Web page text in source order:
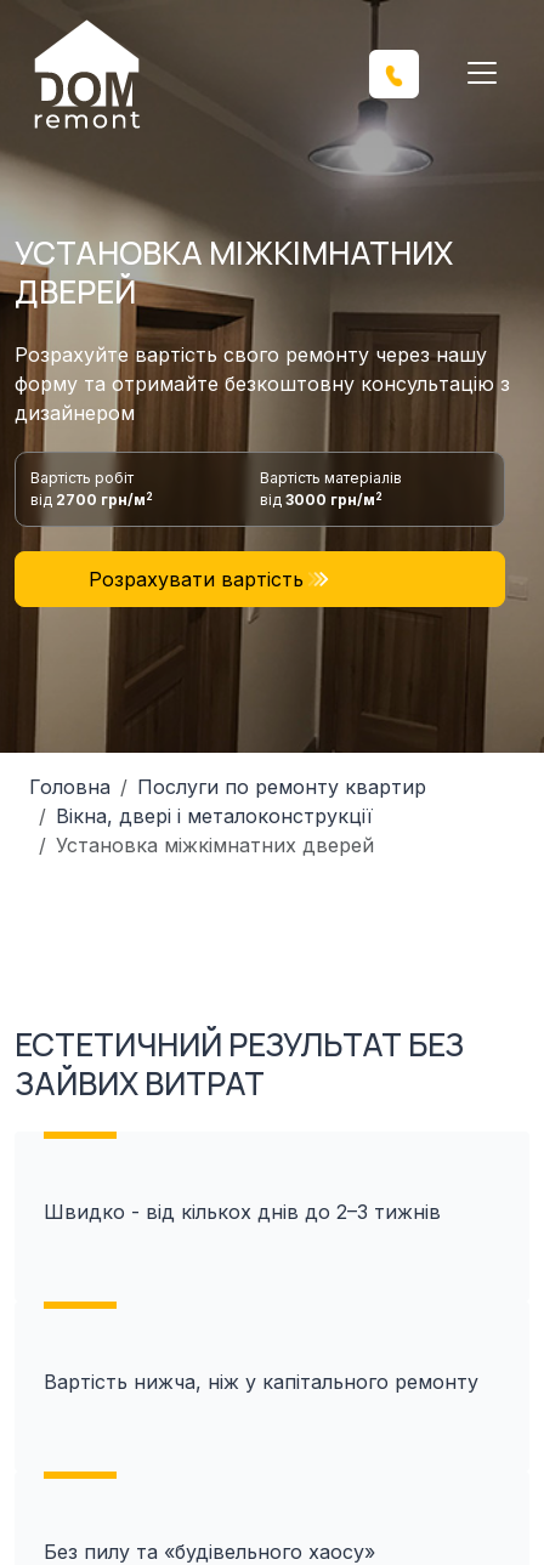
УСТАНОВКА МІЖКІМНАТНИХ
ДВЕРЕЙ
Розрахуйте вартість свого ремонту через нашу
форму та отримайте безкоштовну консультацію з
дизайнером
Вартість робіт
від 2700 грн/м2
Вартість матеріалів
від 3000 грн/м2
Розрахувати вартість
Головна
Послуги по ремонту квартир
Вікна, двері і металоконструкції
Установка міжкімнатних дверей
ЕСТЕТИЧНИЙ РЕЗУЛЬТАТ БЕЗ
ЗАЙВИХ ВИТРАТ
Швидко - від кількох днів до 2–3 тижнів
Вартість нижча, ніж у капітального ремонту
Без пилу та «будівельного хаосу»